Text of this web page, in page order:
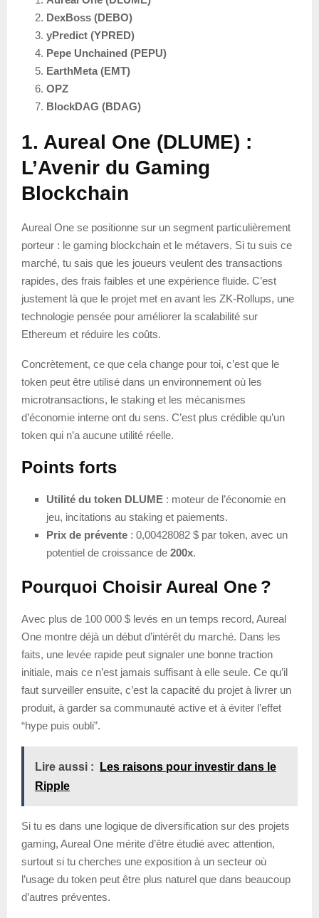
DexBoss (DEBO)
yPredict (YPRED)
Pepe Unchained (PEPU)
EarthMeta (EMT)
OPZ
BlockDAG (BDAG)
1. Aureal One (DLUME) :
L’Avenir du Gaming
Blockchain
Aureal One se positionne sur un segment particulièrement
porteur : le gaming blockchain et le métavers. Si tu suis ce
marché, tu sais que les joueurs veulent des transactions
rapides, des frais faibles et une expérience fluide. C’est
justement là que le projet met en avant les ZK-Rollups, une
technologie pensée pour améliorer la scalabilité sur
Ethereum et réduire les coûts.
Concrètement, ce que cela change pour toi, c’est que le
token peut être utilisé dans un environnement où les
microtransactions, le staking et les mécanismes
d’économie interne ont du sens. C’est plus crédible qu’un
token qui n’a aucune utilité réelle.
Points forts
Utilité du token DLUME : moteur de l’économie en
jeu, incitations au staking et paiements.
Prix de prévente : 0,00428082 $ par token, avec un
potentiel de croissance de 200x.
Pourquoi Choisir Aureal One ?
Avec plus de 100 000 $ levés en un temps record, Aureal
One montre déjà un début d’intérêt du marché. Dans les
faits, une levée rapide peut signaler une bonne traction
initiale, mais ce n’est jamais suffisant à elle seule. Ce qu’il
faut surveiller ensuite, c’est la capacité du projet à livrer un
produit, à garder sa communauté active et à éviter l’effet
“hype puis oubli”.
Lire aussi :
Les raisons pour investir dans le
Ripple
Si tu es dans une logique de diversification sur des projets
gaming, Aureal One mérite d’être étudié avec attention,
surtout si tu cherches une exposition à un secteur où
l’usage du token peut être plus naturel que dans beaucoup
d’autres préventes.